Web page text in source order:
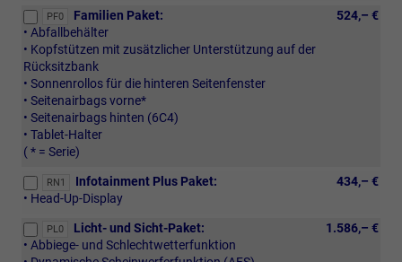
PF0 524,– €
Familien Paket:
• Abfallbehälter
• Kopfstützen mit zusätzlicher Unterstützung auf der
Rücksitzbank
• Sonnenrollos für die hinteren Seitenfenster
• Seitenairbags vorne*
• Seitenairbags hinten (6C4)
• Tablet-Halter
( * = Serie)
RN1 434,– €
Infotainment Plus Paket:
• Head-Up-Display
PL0 1.586,– €
Licht- und Sicht-Paket:
• Abbiege- und Schlechtwetterfunktion